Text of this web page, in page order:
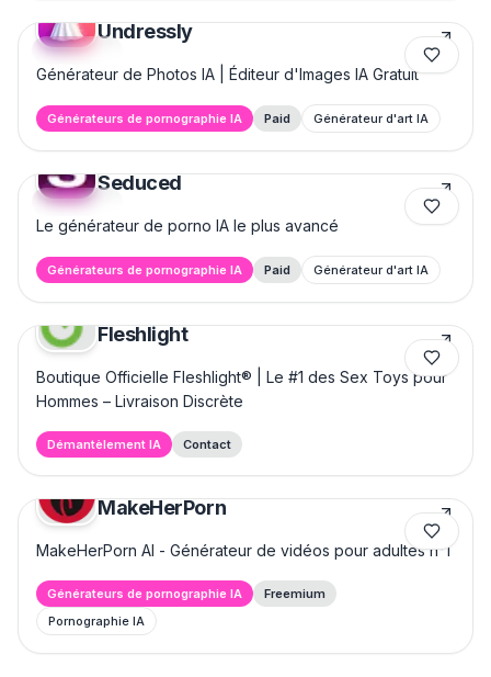
Featured
Undressly
Générateur de Photos IA | Éditeur d'Images IA Gratuit
Générateurs de pornographie IA Paid Générateur d'art IA
Featured
Seduced
Le générateur de porno IA le plus avancé
Générateurs de pornographie IA Paid Générateur d'art IA
Fleshlight
Boutique Officielle Fleshlight® | Le #1 des Sex Toys pour
Hommes – Livraison Discrète
Démantèlement IA Contact
MakeHerPorn
MakeHerPorn AI - Générateur de vidéos pour adultes n°1
Générateurs de pornographie IA
Freemium
Pornographie IA